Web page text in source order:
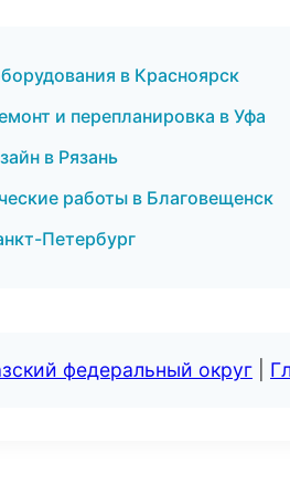
в Красноярск
и перепланировка в Уфа
в Рязань
работы в Благовещенск
Петербург
федеральный округ